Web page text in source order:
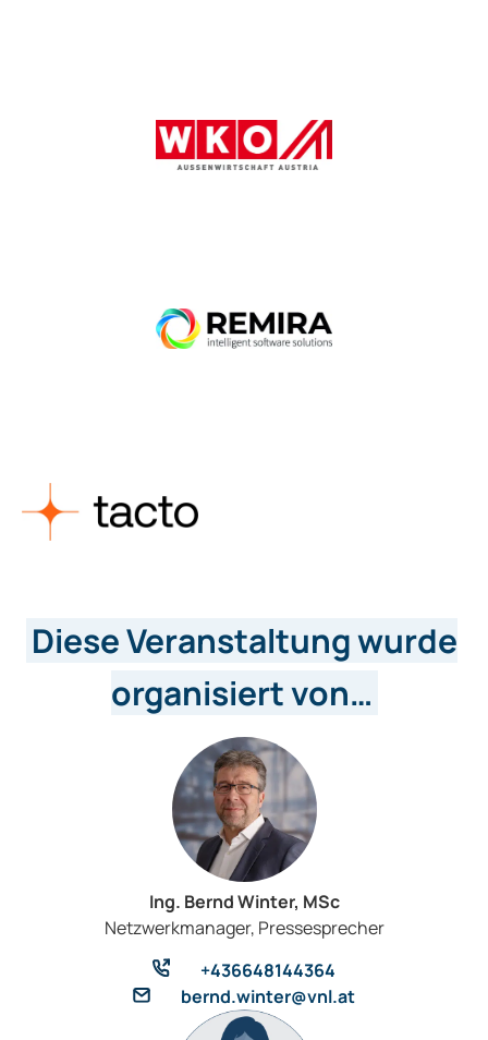
Diese Veranstaltung wurde
organisiert von…
Ing. Bernd Winter, MSc
Netzwerkmanager, Pressesprecher
+436648144364
bernd.winter@vnl.at